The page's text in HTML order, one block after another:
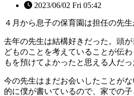
2023/06/02 Fri 05:42
４月から息子の保育園は担任の先生
去年の先生は結構好きだった。頭
どものことを考えていることが伝
もを預けてよかったと思える人だっ
今の先生はまだお会いしたことが
的に僕が書いているので、家での